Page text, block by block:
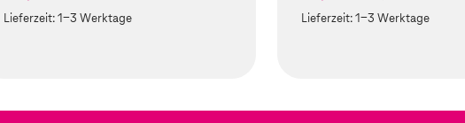
Lieferzeit:1-3 Werktage Lieferzeit:1-3 Werktage